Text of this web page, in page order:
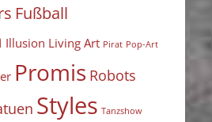
Fußball
Illusion Living Art Pirat Pop-Art
Promis Robots
Styles Tanzshow